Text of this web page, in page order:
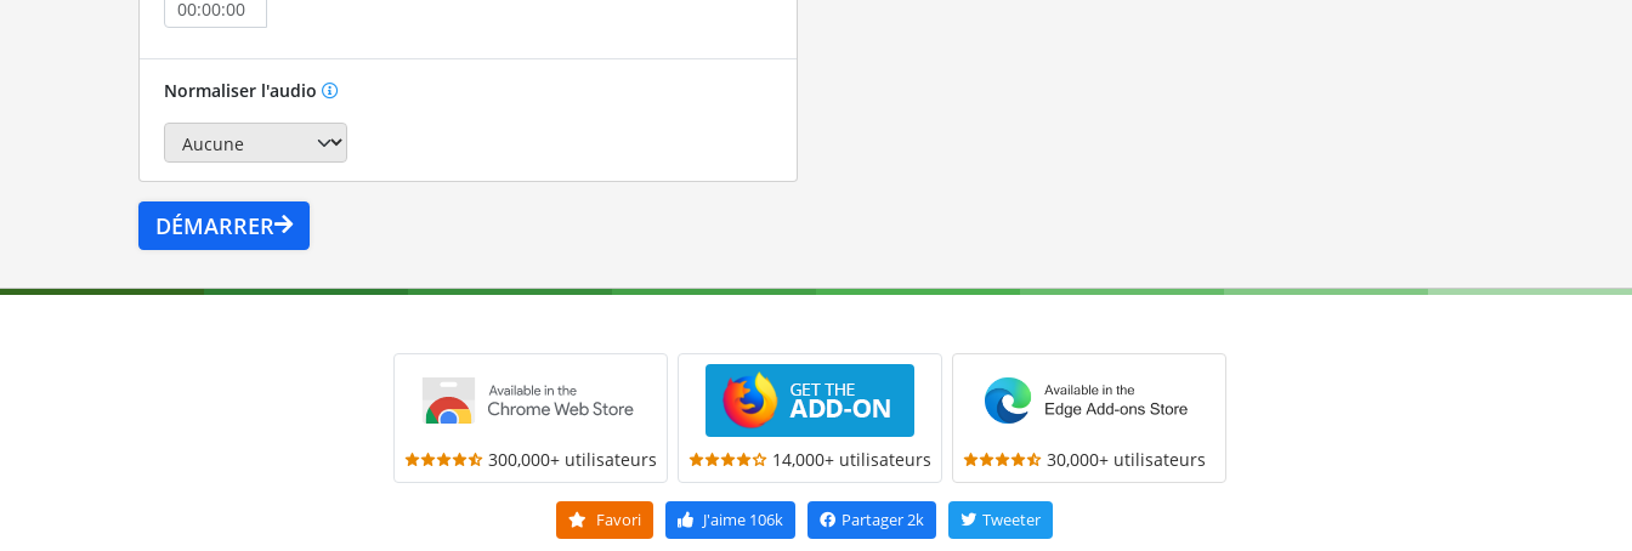
Normaliser l'audio
DÉMARRER
300,000+ utilisateurs 14,000+ utilisateurs 30,000+ utilisateurs
Favori J'aime106k Partager2k Tweeter